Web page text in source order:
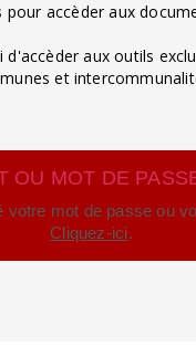
pour accèder aux
d'accèder aux outils
et
OU MOT DE
votre mot de passe ou
Cliquez-ici.